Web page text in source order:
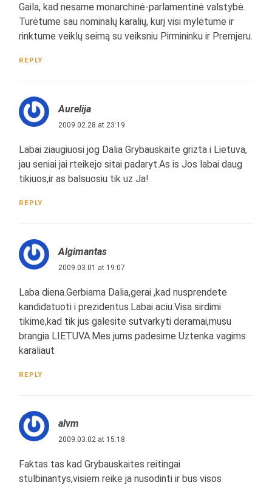
Gaila, kad nesame monarchinė-parlamentinė valstybė.
Turėtume sau nominalų karalių, kurį visi mylėtume ir
rinktume veiklų seimą su veiksniu Pirmininku ir Premjeru.
REPLY
Aurelija
2009.02.28 at 23:19
Labai ziaugiuosi jog Dalia Grybauskaite grizta i Lietuva,
jau seniai jai rteikejo sitai padaryt.As is Jos labai daug
tikiuos,ir as balsuosiu tik uz Ja!
REPLY
Algimantas
2009.03.01 at 19:07
Laba diena.Gerbiama Dalia,gerai ,kad nusprendete
kandidatuoti i prezidentus.Labai aciu.Visa sirdimi
tikime,kad tik jus galesite sutvarkyti deramai,musu
brangia LIETUVA.Mes jums padesime Uztenka vagims
karaliaut
REPLY
alvm
2009.03.02 at 15:18
Faktas tas kad Grybauskaites reitingai
stulbinantys,visiem reike ja nusodinti ir bus visos